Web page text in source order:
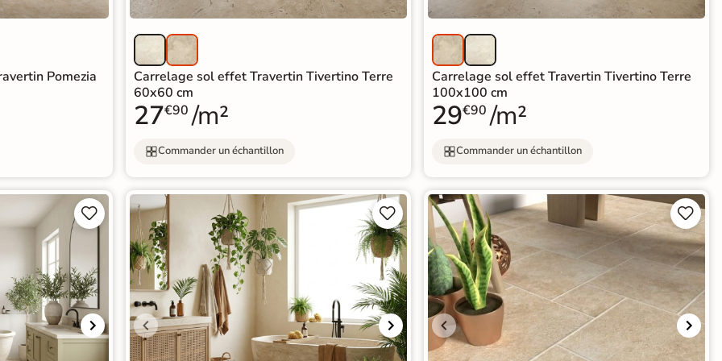
Pomezia
Carrelage sol effet Travertin Tivertino Terre
60x60 cm
27€90 /m²
Commander un échantillon
Carrelage sol effet Travertin Tivertino Terre
100x100 cm
29€90 /m²
Commander un échantillon

 
 
